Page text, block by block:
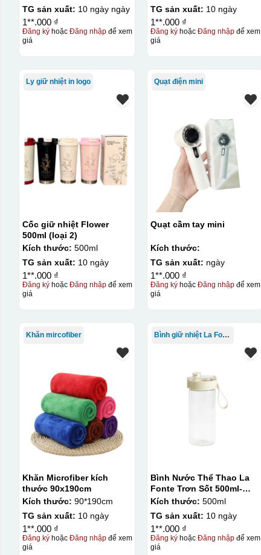
TG sản xuất: 10 ngày ngày
1**.000 ₫
Đăng kýhoặc Đăng nhậpđể xem
giá
TG sản xuất: 10 ngày
1**.000 ₫
Đăng ký hoặcĐăng nhập để xem
giá
Ly giữ nhiệt in logo
Cốc giữ nhiệt Flower
500ml (loại 2)
Kích thước: 500ml
TG sản xuất: 10 ngày
1**.000 ₫
Đăng kýhoặc Đăng nhậpđể xem
giá
Quạt điện mini
Quạt cầm tay mini
Kích thước:
TG sản xuất: ngày
1**.000 ₫
Đăng ký hoặcĐăng nhập để xem
giá
Khăn mircofiber
Khăn Microfiber kích
thước 90x190cm
Kích thước: 90*190cm
TG sản xuất: 10 ngày
1**.000 ₫
Đăng kýhoặc Đăng nhậpđể xem
giá
Bình giữ nhiệt La Fonte
Bình Nước Thể Thao La
Fonte Trơn Sốt 500ml-
010009
Kích thước: 500ml
TG sản xuất: 10 ngày
1**.000 ₫
Đăng ký hoặcĐăng nhập để xem
giá